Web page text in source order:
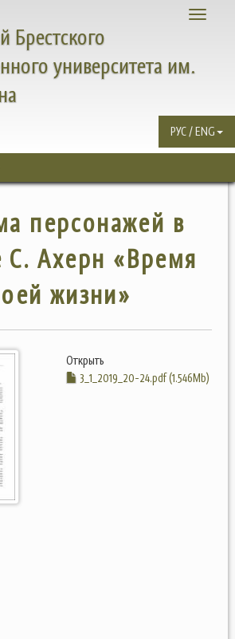
Toggle
Брестского
университета им.
РУС / ENG
персонажей в
С. Ахерн «Время
жизни»
Открыть
3_1_2019_20-24.pdf (1.546Mb)